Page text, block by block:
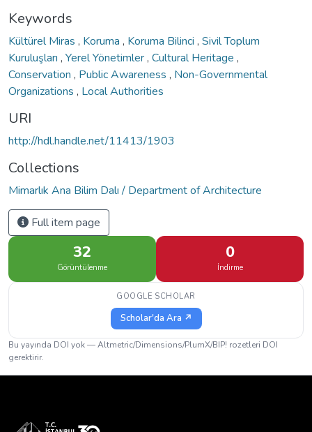
Keywords
Kültürel Miras , Koruma , Koruma Bilinci , Sivil Toplum
Kuruluşları , Yerel Yönetimler, Cultural Heritage ,
Conservation , Public Awareness , Non-Governmental
Organizations , Local Authorities
URI
http://hdl.handle.net/11413/1903
Collections
Mimarlık Ana Bilim Dalı / Department of Architecture
Full item page
32
Görüntülenme
0
İndirme
GOOGLE SCHOLAR
Scholar'da Ara ↗
Bu yayında DOI yok — Altmetric/Dimensions/PlumX/BIP! rozetleri DOI
gerektirir.